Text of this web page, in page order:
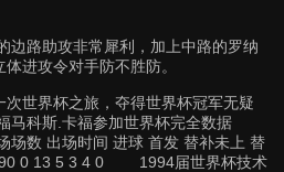
边路助攻非常犀利，加上中路的罗纳
进攻令对手防不胜防。
世界杯之旅，夺得世界杯冠军无疑
科斯.卡福参加世界杯完全数据
数 出场时间 进球 首发 替补未上 替
0 13 5 3 4 0 1994届世界杯技术